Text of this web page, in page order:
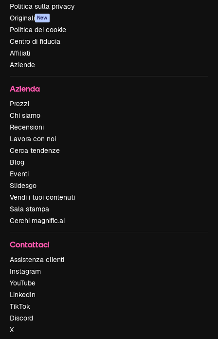
Politica sulla privacy
Originali New
Politica dei cookie
Centro di fiducia
Affiliati
Aziende
Azienda
Prezzi
Chi siamo
Recensioni
Lavora con noi
Cerca tendenze
Blog
Eventi
Slidesgo
Vendi i tuoi contenuti
Sala stampa
Cerchi magnific.ai
Contattaci
Assistenza clienti
Instagram
YouTube
LinkedIn
TikTok
Discord
X